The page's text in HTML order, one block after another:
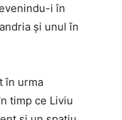
i în
şi unul în
în urma
timp ce Liviu